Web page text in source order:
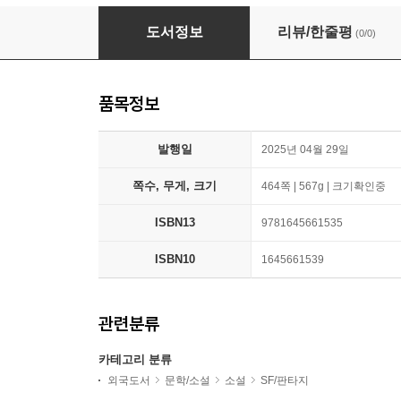
When the Tides Held the Moon
도서정보 리뷰/한줄평 (0/0)
품목정보
발행일 2025년 04월 29일
쪽수, 무게, 크기 464쪽 | 567g | 크기확인중
ISBN13 9781645661535
ISBN10 1645661539
관련분류
카테고리 분류
외국도서 문학/소설 소설 SF/판타지